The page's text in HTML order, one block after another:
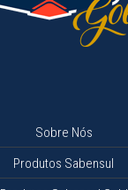
Sobre Nós
Produtos Sabensul